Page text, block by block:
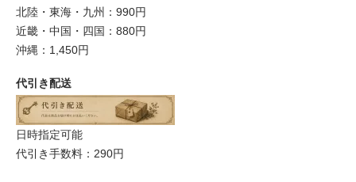
北陸・東海・九州：990円
近畿・中国・四国：880円
沖縄：1,450円
代引き配送
日時指定可能
代引き手数料：290円